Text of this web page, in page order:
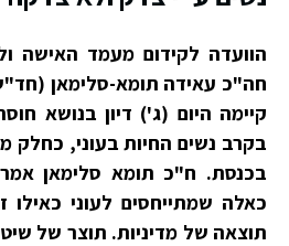
הוועדה לקידום מעמד האישה
חה"כ עאידה תומא-סלימאן
קיימה היום (ג') דיון בנושא
בקרב נשים החיות בעוני, כחלק
בכנסת. ​ח"כ​ ​תומא​ ​סלימאן
כאלה שמתייחסים לעוני כאילו
תוצאה של מדיניות. תוצר של